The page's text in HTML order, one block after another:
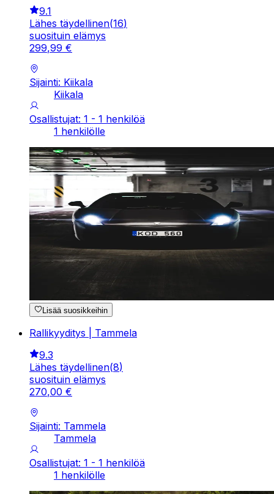
9.1
Lähes täydellinen(16)
suosituin elämys
299,99 €
Sijainti: Kiikala
Kiikala
Osallistujat: 1 - 1 henkilöä
1 henkilölle
Lisää suosikkeihin
Rallikyyditys | Tammela
9.3
Lähes täydellinen(8)
suosituin elämys
270,00 €
Sijainti: Tammela
Tammela
Osallistujat: 1 - 1 henkilöä
1 henkilölle